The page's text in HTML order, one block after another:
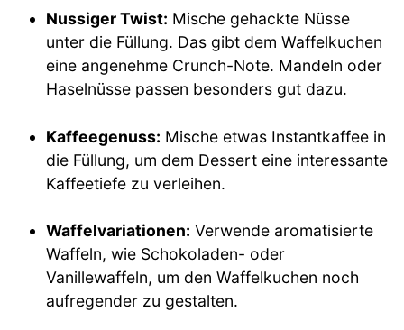
Nussiger Twist: Mische gehackte Nüsse
unter die Füllung. Das gibt dem Waffelkuchen
eine angenehme Crunch-Note. Mandeln oder
Haselnüsse passen besonders gut dazu.
Kaffeegenuss: Mische etwas Instantkaffee in
die Füllung, um dem Dessert eine interessante
Kaffeetiefe zu verleihen.
Waffelvariationen: Verwende aromatisierte
Waffeln, wie Schokoladen- oder
Vanillewaffeln, um den Waffelkuchen noch
aufregender zu gestalten.